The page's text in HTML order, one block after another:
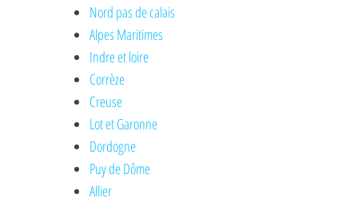
Nord pas de calais
Alpes Maritimes
Indre et loire
Corrèze
Creuse
Lot et Garonne
Dordogne
Puy de Dôme
Allier